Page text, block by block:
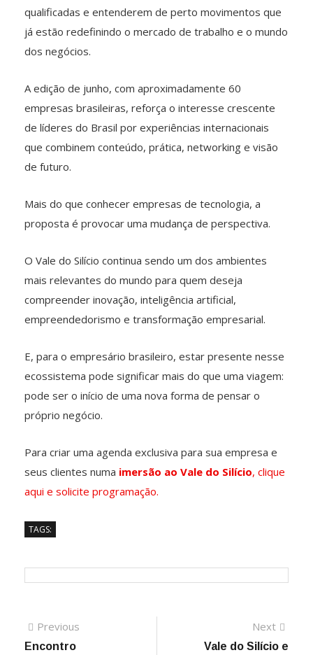
qualificadas e entenderem de perto movimentos que
já estão redefinindo o mercado de trabalho e o mundo
dos negócios.
A edição de junho, com aproximadamente 60
empresas brasileiras, reforça o interesse crescente
de líderes do Brasil por experiências internacionais
que combinem conteúdo, prática, networking e visão
de futuro.
Mais do que conhecer empresas de tecnologia, a
proposta é provocar uma mudança de perspectiva.
O Vale do Silício continua sendo um dos ambientes
mais relevantes do mundo para quem deseja
compreender inovação, inteligência artificial,
empreendedorismo e transformação empresarial.
E, para o empresário brasileiro, estar presente nesse
ecossistema pode significar mais do que uma viagem:
pode ser o início de uma nova forma de pensar o
próprio negócio.
Para criar uma agenda exclusiva para sua empresa e
seus clientes numa imersão ao Vale do Silício, clique
aqui e solicite programação.
TAGS:
Previous
Encontro
Next
Vale do Silício e